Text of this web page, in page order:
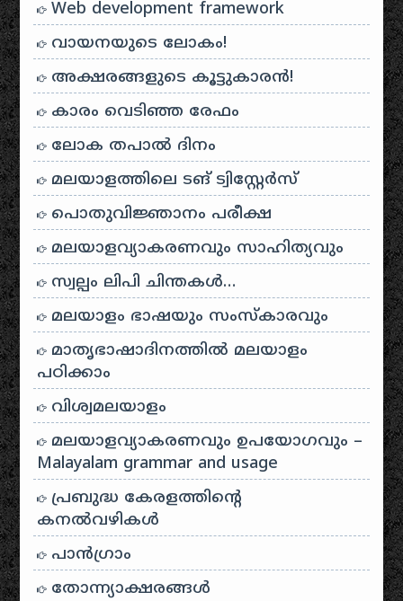
Web development framework
വായനയുടെ ലോകം!
അക്ഷരങ്ങളുടെ കൂട്ടുകാരൻ!
കാരം വെടിഞ്ഞ രേഫം
ലോക തപാൽ ദിനം
മലയാളത്തിലെ ടങ് ട്വിസ്റ്റേർസ്
പൊതുവിജ്ഞാനം പരീക്ഷ
മലയാളവ്യാകരണവും സാഹിത്യവും
സ്വല്പം ലിപി ചിന്തകൾ…
മലയാളം ഭാഷയും സംസ്കാരവും
മാതൃഭാഷാദിനത്തിൽ മലയാളം
പഠിക്കാം
വിശ്വമലയാളം
മലയാളവ്യാകരണവും ഉപയോഗവും –
Malayalam grammar and usage
പ്രബുദ്ധ കേരളത്തിന്റെ
കനൽവഴികൾ
പാന്‍ഗ്രാം
തോന്ന്യാക്ഷരങ്ങള്‍